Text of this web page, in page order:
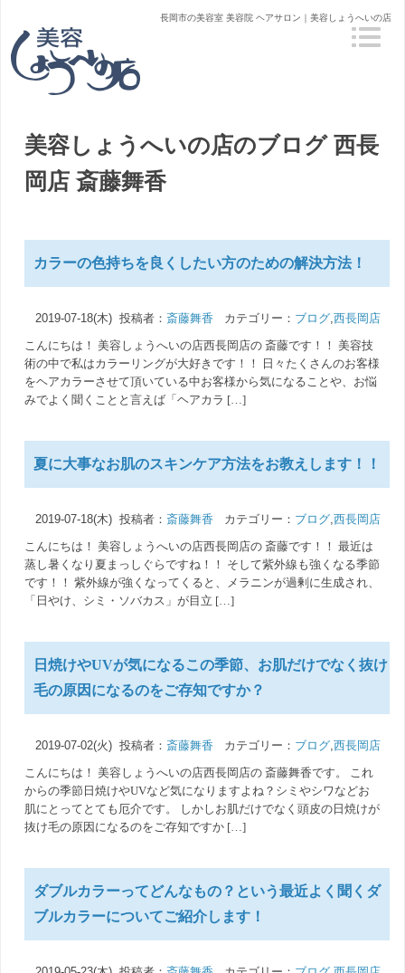
長岡市の美容室 美容院 ヘアサロン｜美容しょうへいの店
美容しょうへいの店のブログ西長
岡店 斎藤舞香
カラーの色持ちを良くしたい方のための解決方法！
2019-07-18(木) 投稿者： 斎藤舞香 カテゴリー： ブログ,西長岡店
こんにちは！ 美容しょうへいの店西長岡店の 斎藤です！！ 美容技
術の中で私はカラーリングが大好きです！！ 日々たくさんのお客様
をヘアカラーさせて頂いている中お客様から気になることや、お悩
みでよく聞くことと言えば「ヘアカラ […]
夏に大事なお肌のスキンケア方法をお教えします！！
2019-07-18(木) 投稿者： 斎藤舞香 カテゴリー： ブログ,西長岡店
こんにちは！ 美容しょうへいの店西長岡店の 斎藤です！！ 最近は
蒸し暑くなり夏まっしぐらですね！！ そして紫外線も強くなる季節
です！！ 紫外線が強くなってくると、メラニンが過剰に生成され、
「日やけ、シミ・ソバカス」が目立 […]
日焼けやUVが気になるこの季節、お肌だけでなく抜け
毛の原因になるのをご存知ですか？
2019-07-02(火) 投稿者： 斎藤舞香 カテゴリー： ブログ,西長岡店
こんにちは！ 美容しょうへいの店西長岡店の 斎藤舞香です。 これ
からの季節日焼けやUVなど気になりますよね？シミやシワなどお
肌にとってとても厄介です。 しかしお肌だけでなく頭皮の日焼けが
抜け毛の原因になるのをご存知ですか […]
ダブルカラーってどんなもの？という最近よく聞くダ
ブルカラーについてご紹介します！